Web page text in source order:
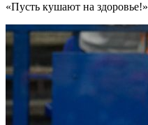
«Пусть кушают на здоровье!»